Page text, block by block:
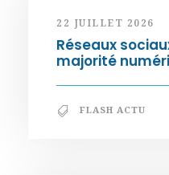
22 JUILLET 2026
Réseaux
majorité
FLASH ACTU